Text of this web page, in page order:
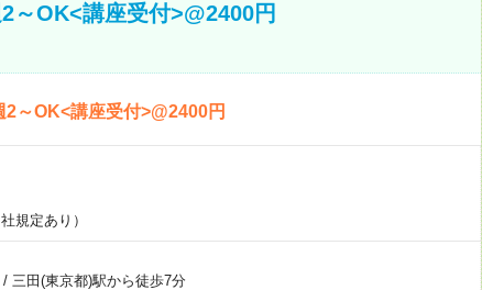
～OK<講座受付>@2400円
～OK<講座受付>@2400円
規定あり）
三田(東京都)駅から徒歩7分